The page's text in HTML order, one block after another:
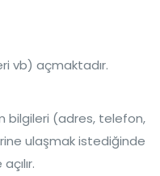
vb) açmaktadır.
bilgileri (adres, telefon,
ulaşmak istediğinde